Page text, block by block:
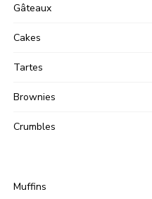
Gâteaux
Cakes
Tartes
Brownies
Crumbles
Muffins